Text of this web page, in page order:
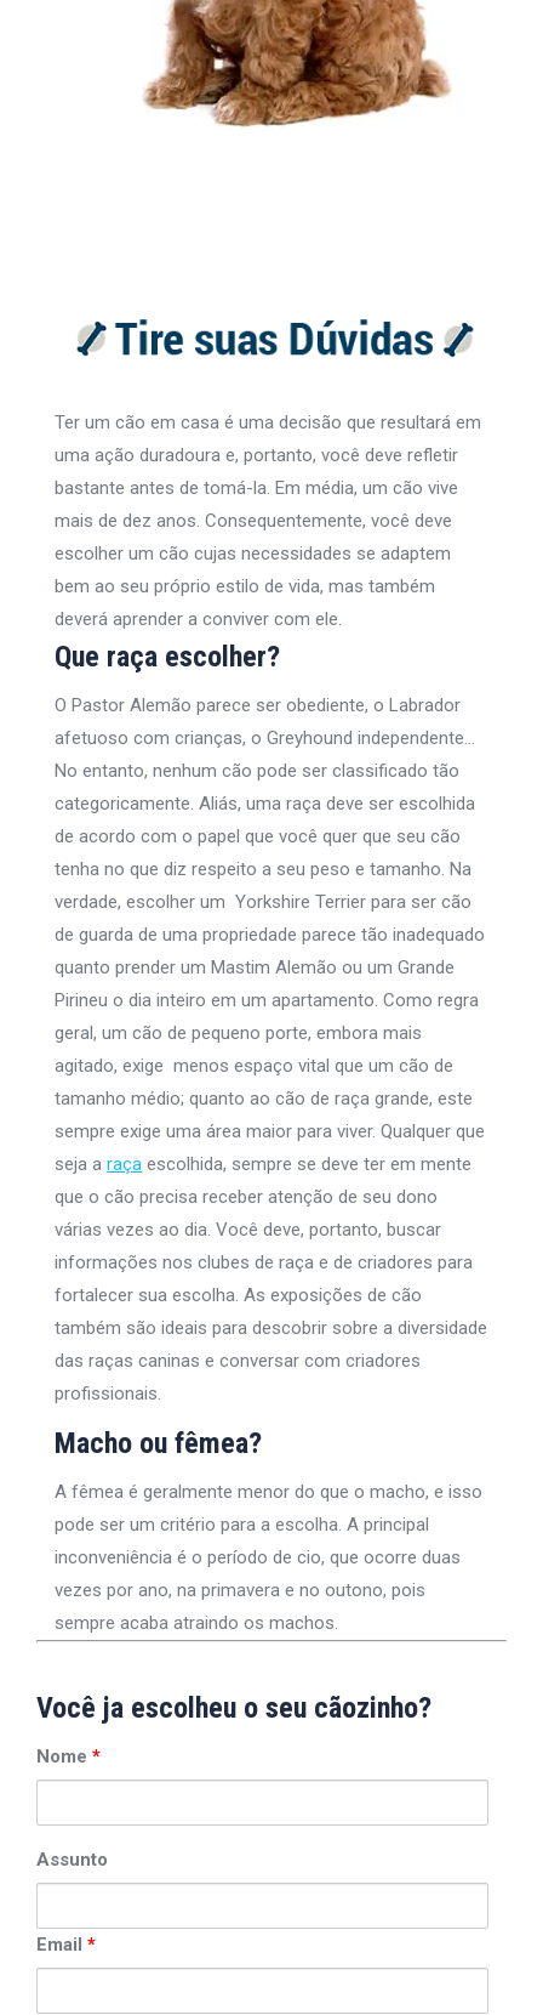
Ter um cão em casa é uma decisão que resultará em
uma ação duradoura e, portanto, você deve refletir
bastante antes de tomá-la. Em média, um cão vive
mais de dez anos. Consequentemente, você deve
escolher um cão cujas necessidades se adaptem
bem ao seu próprio estilo de vida, mas também
deverá aprender a conviver com ele.
Que raça escolher?
O Pastor Alemão parece ser obediente, o Labrador
afetuoso com crianças, o Greyhound independente…
No entanto, nenhum cão pode ser classificado tão
categoricamente. Aliás, uma raça deve ser escolhida
de acordo com o papel que você quer que seu cão
tenha no que diz respeito a seu peso e tamanho. Na
verdade, escolher um Yorkshire Terrier para ser cão
de guarda de uma propriedade parece tão inadequado
quanto prender um Mastim Alemão ou um Grande
Pirineu o dia inteiro em um apartamento. Como regra
geral, um cão de pequeno porte, embora mais
agitado, exige menos espaço vital que um cão de
tamanho médio; quanto ao cão de raça grande, este
sempre exige uma área maior para viver. Qualquer que
seja a raça escolhida, sempre se deve ter em mente
que o cão precisa receber atenção de seu dono
várias vezes ao dia. Você deve, portanto, buscar
informações nos clubes de raça e de criadores para
fortalecer sua escolha. As exposições de cão
também são ideais para descobrir sobre a diversidade
das raças caninas e conversar com criadores
profissionais.
Macho ou fêmea?
A fêmea é geralmente menor do que o macho, e isso
pode ser um critério para a escolha. A principal
inconveniência é o período de cio, que ocorre duas
vezes por ano, na primavera e no outono, pois
sempre acaba atraindo os machos.
Você ja escolheu o seu cãozinho?
Nome *
Assunto
Email *